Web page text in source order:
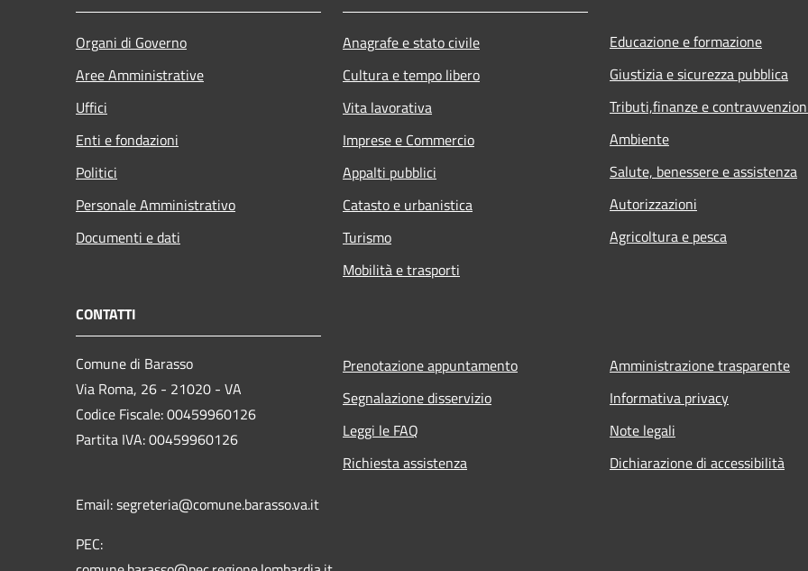
Organi di Governo
Aree Amministrative
Uffici
Enti e fondazioni
Politici
Personale Amministrativo
Documenti e dati
Anagrafe e stato civile
Cultura e tempo libero
Vita lavorativa
Imprese e Commercio
Appalti pubblici
Catasto e urbanistica
Turismo
Mobilità e trasporti
Educazione e formazione
Giustizia e sicurezza pubblica
Tributi,finanze e
Ambiente
Salute, benessere e assistenza
Autorizzazioni
Agricoltura e pesca
CONTATTI
Comune di Barasso
Via Roma, 26 - 21020 - VA
Codice Fiscale: 00459960126
Partita IVA: 00459960126
Email: segreteria@comune.barasso.va.it
PEC:
Prenotazione appuntamento
Segnalazione disservizio
Leggi le FAQ
Richiesta assistenza
Amministrazione trasparente
Informativa privacy
Note legali
Dichiarazione di accessibilità